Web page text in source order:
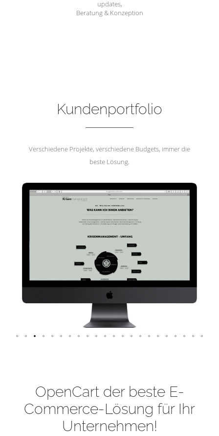
updates,
Beratung & Konzeption
Kundenportfolio
Verschiedene Projekte, verschiedene Budgets, immer die
beste Lösung.
OpenCart der beste E-
Commerce-Lösung für Ihr
Unternehmen!